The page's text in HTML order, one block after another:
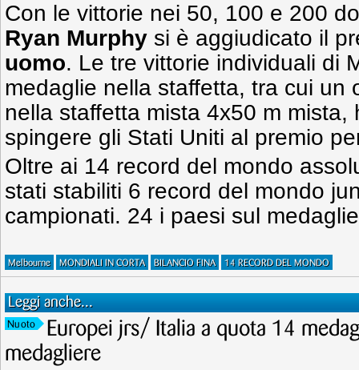
Con le vittorie nei 50, 100 e 200
Ryan Murphy si è aggiudicato il
uomo. Le tre vittorie individuali di
medaglie nella staffetta, tra cui un
nella staffetta mista 4x50 m mista,
spingere gli Stati Uniti al premio
Oltre ai 14 record del mondo
stati stabiliti 6 record del mondo
campionati. 24 i paesi sul
Melbourne MONDIALI IN CORTA BILANCIO FINA 14 RECORD DEL MONDO
Leggi anche...
Nuoto
Europei jrs/ Italia a quota 14
medagliere